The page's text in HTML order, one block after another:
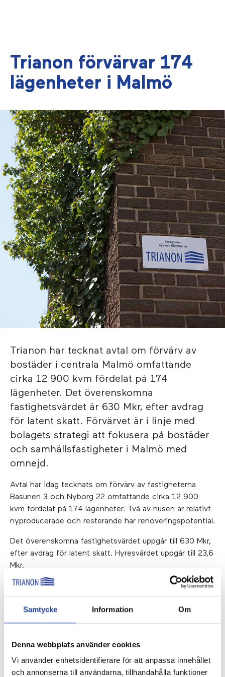
Samtycke Information Om
Denna webbplats använder cookies
Vi använder enhetsidentifierare för att anpassa innehållet
och annonserna till användarna, tillhandahålla funktioner
Trianon förvärvar 174
lägenheter i Malmö
Trianon har tecknat avtal om förvärv av
bostäder i centrala Malmö omfattande
cirka 12 900 kvm fördelat på 174
lägenheter. Det överenskomna
fastighetsvärdet är 630 Mkr, efter avdrag
för latent skatt. Förvärvet är i linje med
bolagets strategi att fokusera på bostäder
och samhällsfastigheter i Malmö med
omnejd.
Avtal har idag tecknats om förvärv av fastigheterna
Basunen 3 och Nyborg 22 omfattande cirka 12 900
kvm fördelat på 174 lägenheter. Två av husen är relativt
nyproducerade och resterande har renoveringspotential.
Det överenskomna fastighetsvärdet uppgår till 630 Mkr,
efter avdrag för latent skatt. Hyresvärdet uppgår till 23,6
Mkr.
Förvärvet sker i bolagsform och tillträde av
fastigheterna planeras till den 16 december 2021.
Förvärvet kommer att finansieras genom befintlig kassa
samt genom upptagande av nya lån, i enlighet med
välskött fastighetsbestånd på ett av Malmös bästa